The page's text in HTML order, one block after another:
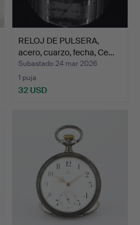
RELOJ DE PULSERA,
acero, cuarzo, fecha, Ce…
Subastado 24 mar 2026
1 puja
32 USD